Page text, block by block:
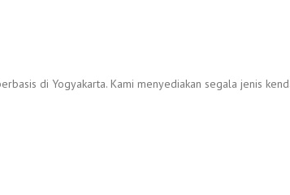
di Yogyakarta. Kami menyediakan segala jenis